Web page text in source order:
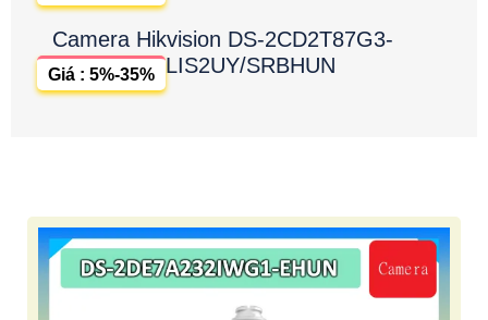
Camera Hikvision DS-2CD2T87G3-
LIS2UY/SRBHUN
Giá : 5%-35%